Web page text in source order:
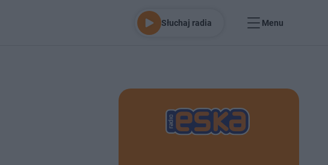
Słuchaj radia Menu